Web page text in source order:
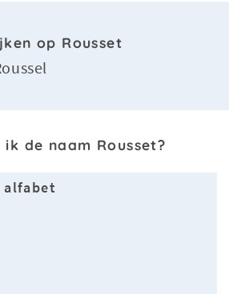
op Rousset
ik de naam Rousset?